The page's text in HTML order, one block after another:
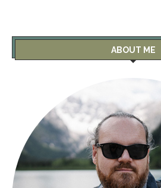
ABOUT ME